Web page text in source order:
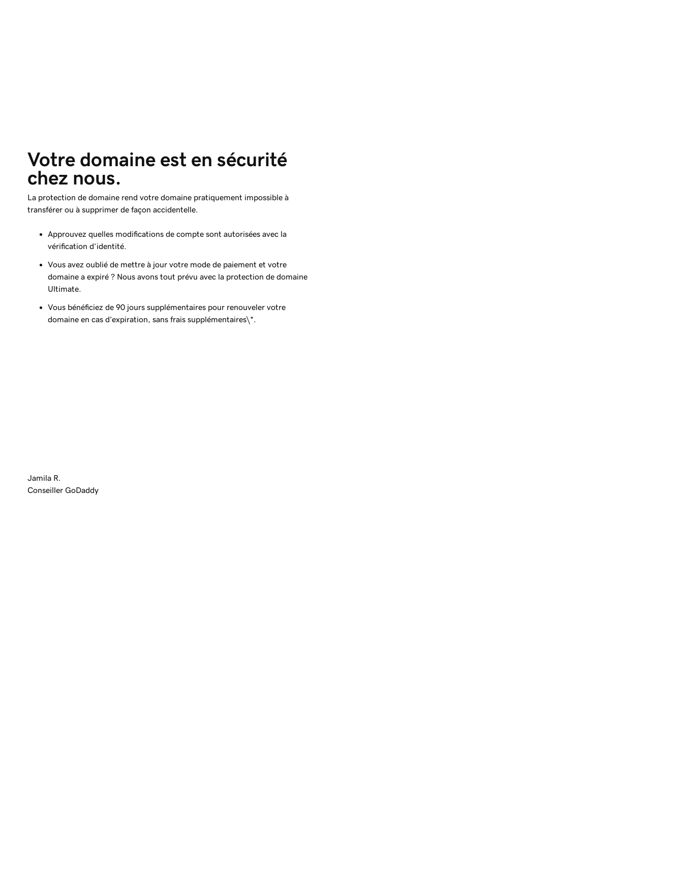
Votre domaine est en sécurité
chez nous.
La protection de domaine rend votre domaine pratiquement impossible à
transférer ou à supprimer de façon accidentelle.
Approuvez quelles modifications de compte sont autorisées avec la
vérification d’identité.
Vous avez oublié de mettre à jour votre mode de paiement et votre
domaine a expiré ? Nous avons tout prévu avec la protection de domaine
Ultimate.
Vous bénéficiez de 90 jours supplémentaires pour renouveler votre
domaine en cas d’expiration, sans frais supplémentaires\*.
Jamila R.
Conseiller GoDaddy